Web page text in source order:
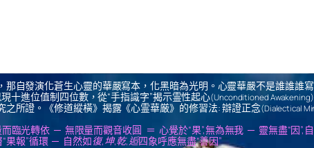
自發演化蒼生心靈的華嚴寫本，化黑暗為光明。心靈華嚴不是誰誰誰
十進位值制四位數，從“手指識字”揭示霊性起心(Unconditioned Awakening)
所證。《修道縱橫》揭露《心霊華厳》的修習法: 辯證正念(Dialectical
臨光轉依 ─ 無限量而觀音收圓 ＝ 心覺於“果”,無為無我 ─ 靈無盡“因”,
“果報”循環 ─ 自然如復,坤,乾,逅四象呼應無盡“善因”